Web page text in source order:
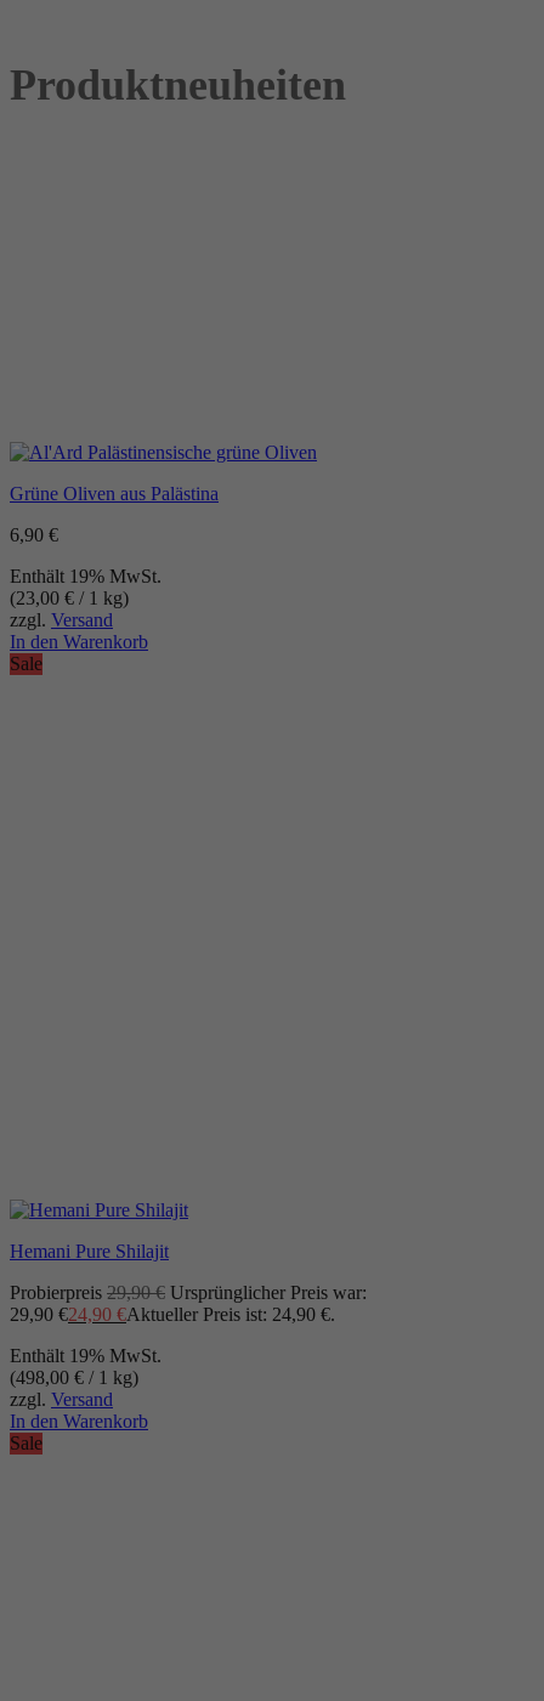
Produktneuheiten
Grüne Oliven aus Palästina
6,90 €
Enthält 19% MwSt.
(23,00 € / 1 kg)
zzgl. Versand
In den Warenkorb
Sale
Hemani Pure Shilajit
Probierpreis 29,90€ Ursprünglicher Preis war:
29,90 €24,90 €Aktueller Preis ist: 24,90 €.
Enthält 19% MwSt.
(498,00 € / 1 kg)
zzgl. Versand
In den Warenkorb
Sale